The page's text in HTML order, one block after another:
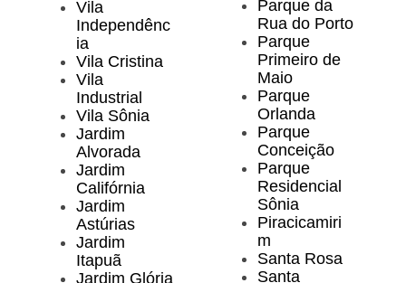
Vila
Independênc
ia
Vila Cristina
Vila
Industrial
Vila Sônia
Jardim
Alvorada
Jardim
Califórnia
Jardim
Astúrias
Jardim
Itapuã
Jardim Glória
Parque da
Rua do Porto
Parque
Primeiro de
Maio
Parque
Orlanda
Parque
Conceição
Parque
Residencial
Sônia
Piracicamiri
m
Santa Rosa
Santa